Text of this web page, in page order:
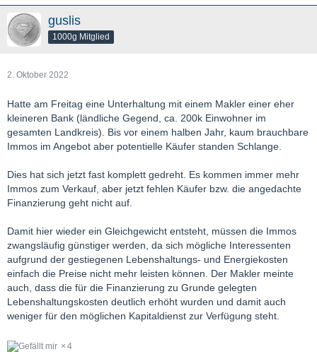
guslis
1000g Mitglied
2. Oktober 2022
Hatte am Freitag eine Unterhaltung mit einem Makler einer eher
kleineren Bank (ländliche Gegend, ca. 200k Einwohner im
gesamten Landkreis). Bis vor einem halben Jahr, kaum brauchbare
Immos im Angebot aber potentielle Käufer standen Schlange.
Dies hat sich jetzt fast komplett gedreht. Es kommen immer mehr
Immos zum Verkauf, aber jetzt fehlen Käufer bzw. die angedachte
Finanzierung geht nicht auf.
Damit hier wieder ein Gleichgewicht entsteht, müssen die Immos
zwangsläufig günstiger werden, da sich mögliche Interessenten
aufgrund der gestiegenen Lebenshaltungs- und Energiekosten
einfach die Preise nicht mehr leisten können. Der Makler meinte
auch, dass die für die Finanzierung zu Grunde gelegten
Lebenshaltungskosten deutlich erhöht wurden und damit auch
weniger für den möglichen Kapitaldienst zur Verfügung steht.
4